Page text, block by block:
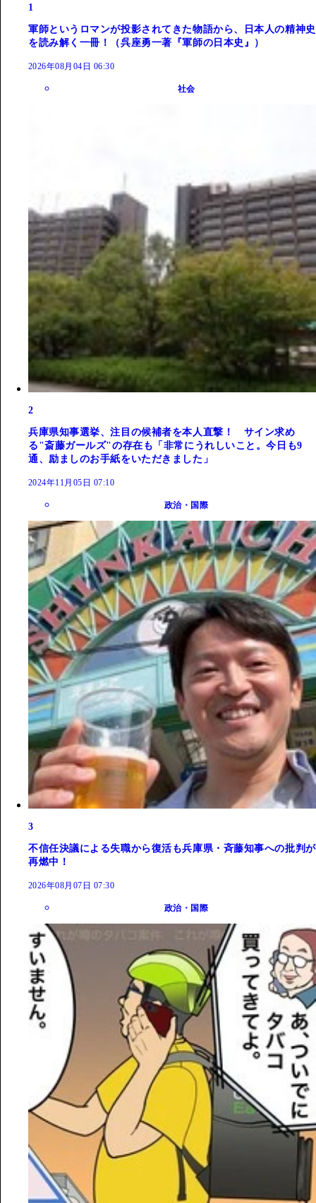
1
軍師というロマンが投影されてきた物語から、日本人の精神史
を読み解く一冊！（呉座勇一著『軍師の日本史』）
2026年08月04日 06:30
社会
2
兵庫県知事選挙、注目の候補者を本人直撃！ サイン求め
る"斎藤ガールズ"の存在も「非常にうれしいこと。今日も9
通、励ましのお手紙をいただきました」
2024年11月05日 07:10
政治・国際
3
不信任決議による失職から復活も兵庫県・斉藤知事への批判が
再燃中！
2026年08月07日 07:30
政治・国際